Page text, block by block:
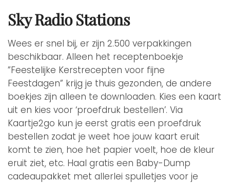
Sky Radio Stations
Wees er snel bij, er zijn 2.500 verpakkingen
beschikbaar. Alleen het receptenboekje
”Feestelijke Kerstrecepten voor fijne
Feestdagen” krijg je thuis gezonden, de andere
boekjes zijn alleen te downloaden. Kies een kaart
uit en kies voor ‘proefdruk bestellen’. Via
Kaartje2go kun je eerst gratis een proefdruk
bestellen zodat je weet hoe jouw kaart eruit
komt te zien, hoe het papier voelt, hoe de kleur
eruit ziet, etc. Haal gratis een Baby-Dump
cadeaupakket met allerlei spulletjes voor je